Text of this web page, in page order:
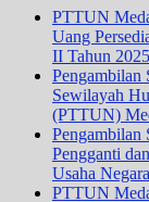
PTTUN
Uang
II Tahun 2025
Pengambilan
Sewilayah
(PTTUN)
Pengambilan
Pengganti
Usaha
PTTUN